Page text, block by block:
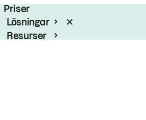
Priser
Lösningar
Resurser